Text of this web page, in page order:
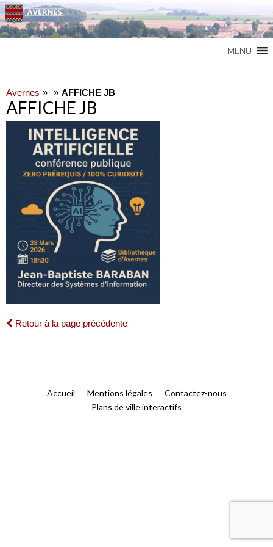
MENU
Avernes AFFICHE JB
AFFICHE JB
Retour à la page précédente
Accueil Mentions légales
Contactez-nous
Plans de ville interactifs